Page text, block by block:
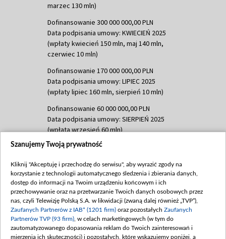
marzec 130 mln)
Dofinansowanie 300 000 000,00 PLN
Data podpisania umowy: KWIECIEŃ 2025
(wpłaty kwiecień 150 mln, maj 140 mln,
czerwiec 10 mln)
Dofinansowanie 170 000 000,00 PLN
Data podpisania umowy: LIPIEC 2025
(wpłaty lipiec 160 mln, sierpień 10 mln)
Dofinansowanie 60 000 000,00 PLN
Data podpisania umowy: SIERPIEŃ 2025
(wpłata wrzesień 60 mln)
Dofinansowanie 635 783 051,21 PLN
(wpłata wrzesień 100 mln, październik 350
mln, listopad 265 mln)
Dofinansowanie 48 862 000,00 PLN
Data podpisania umowy: GRUDZIEŃ 2025
(wpłata grudzień 60,548 mln)
Dofinansowanie 900 000 000,00 PLN
Szanujemy Twoją prywatność
Kliknij "Akceptuję i przechodzę do serwisu", aby wyrazić zgody na
korzystanie z technologii automatycznego śledzenia i zbierania danych,
dostęp do informacji na Twoim urządzeniu końcowym i ich
przechowywanie oraz na przetwarzanie Twoich danych osobowych przez
nas, czyli Telewizję Polską S.A. w likwidacji (zwaną dalej również „TVP”),
Zaufanych Partnerów z IAB* (1201 firm) oraz pozostałych Zaufanych
Partnerów TVP (93 firm) , w celach marketingowych (w tym do
zautomatyzowanego dopasowania reklam do Twoich zainteresowań i
mierzenia ich skuteczności) i pozostałych, które wskazujemy poniżej, a